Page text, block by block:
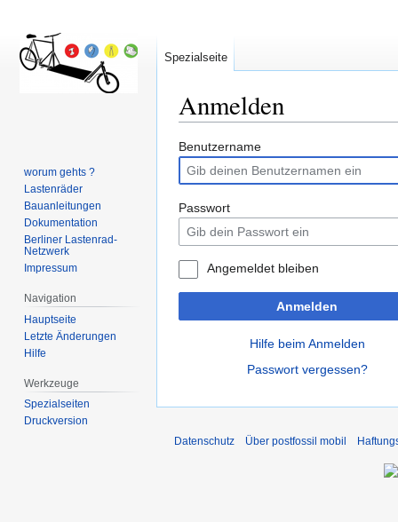
Anmelden
Zur
Navigation
springen
Zur
Suche
springen
Benutzername
Passwort
Angemeldet bleiben
Anmelden
Hilfe beim Anmelden
Passwort vergessen?
Spezialseite
worum gehts ?
Lastenräder
Bauanleitungen
Dokumentation
Berliner Lastenrad-
Netzwerk
Impressum
Navigation
Hauptseite
Letzte Änderungen
Hilfe
Werkzeuge
Spezialseiten
Druckversion
Datenschutz
Über postfossil mobil